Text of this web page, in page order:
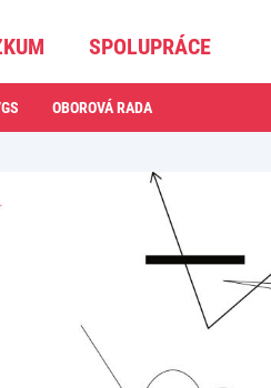
SPOLUPRÁCE
OBOROVÁ RADA